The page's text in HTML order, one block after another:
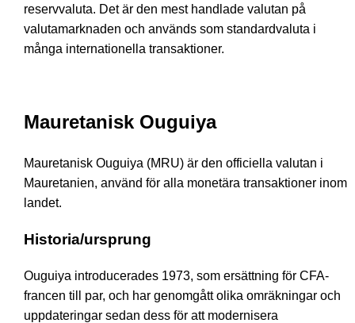
reservvaluta. Det är den mest handlade valutan på
valutamarknaden och används som standardvaluta i
många internationella transaktioner.
Mauretanisk Ouguiya
Mauretanisk Ouguiya (MRU) är den officiella valutan i
Mauretanien, använd för alla monetära transaktioner inom
landet.
Historia/ursprung
Ouguiya introducerades 1973, som ersättning för CFA-
francen till par, och har genomgått olika omräkningar och
uppdateringar sedan dess för att modernisera